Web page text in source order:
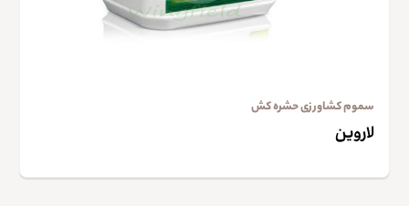
سموم کشاورزی حشره کش
لاروین